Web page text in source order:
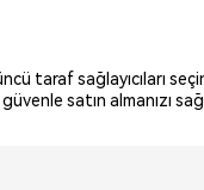
taraf sağlayıcıları
satın almanızı